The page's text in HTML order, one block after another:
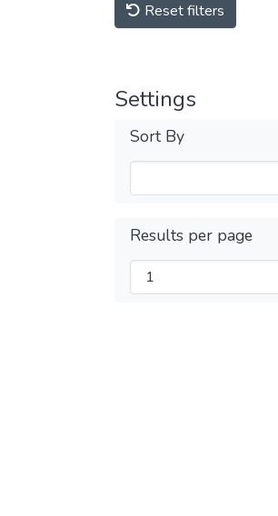
Reset filters
Settings
Sort By
Results per page